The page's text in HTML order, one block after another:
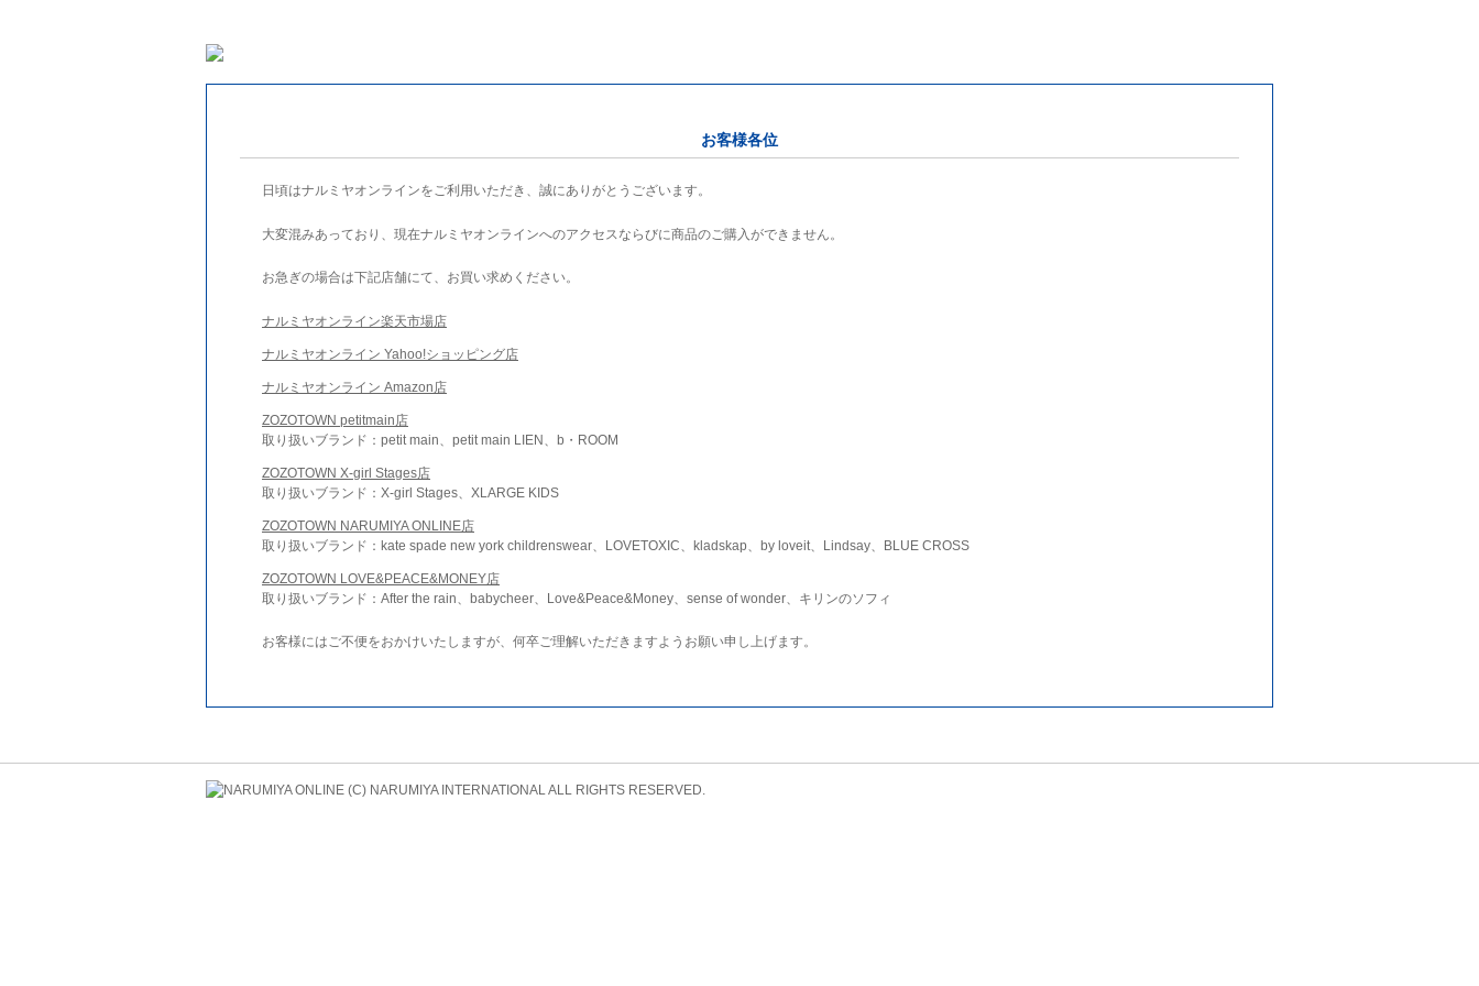
お客様各位
日頃はナルミヤオンラインをご利用いただき、誠にありがとうございます。
大変混みあっており、現在ナルミヤオンラインへのアクセスならびに商品のご購入ができません。
お急ぎの場合は下記店舗にて、お買い求めください。
ナルミヤオンライン楽天市場店
ナルミヤオンライン Yahoo!ショッピング店
ナルミヤオンライン Amazon店
ZOZOTOWN petitmain店
取り扱いブランド：petit main、petit main LIEN、b・ROOM
ZOZOTOWN X-girl Stages店
取り扱いブランド：X-girl Stages、XLARGE KIDS
ZOZOTOWN NARUMIYA ONLINE店
取り扱いブランド：kate spade new york childrenswear、LOVETOXIC、kladskap、by loveit、Lindsay、BLUE CROSS
ZOZOTOWN LOVE&PEACE&MONEY店
取り扱いブランド：After the rain、babycheer、Love&Peace&Money、sense of wonder、キリンのソフィ
お客様にはご不便をおかけいたしますが、何卒ご理解いただきますようお願い申し上げます。